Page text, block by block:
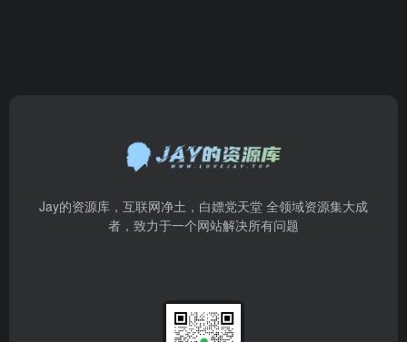
Jay的资源库，互联网净土，白嫖党天堂 全领域资源集大成
者，致力于一个网站解决所有问题